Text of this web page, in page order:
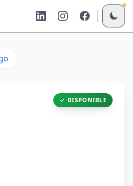
DISPONIBLE